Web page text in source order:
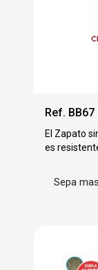
Ref. BB67
El Zapato
es
Sepa mas